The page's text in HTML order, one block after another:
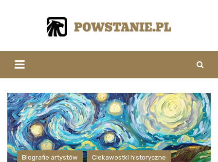
Biografie artystów Ciekawostki historyczne